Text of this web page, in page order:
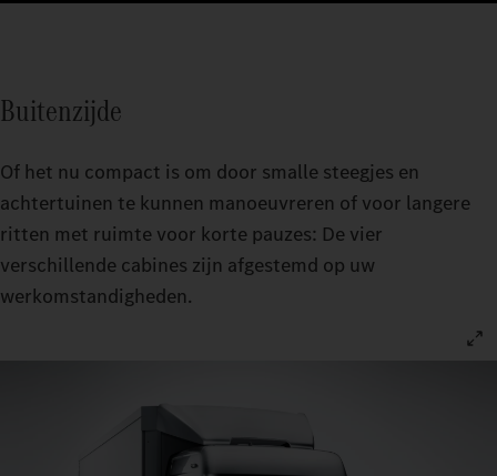
Buitenzijde
Of het nu compact is om door smalle steegjes en
achtertuinen te kunnen manoeuvreren of voor langere
ritten met ruimte voor korte pauzes: De vier
verschillende cabines zijn afgestemd op uw
werkomstandigheden.